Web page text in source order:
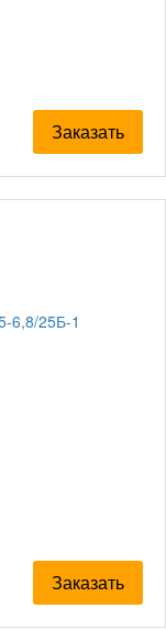
Заказать
Заказать